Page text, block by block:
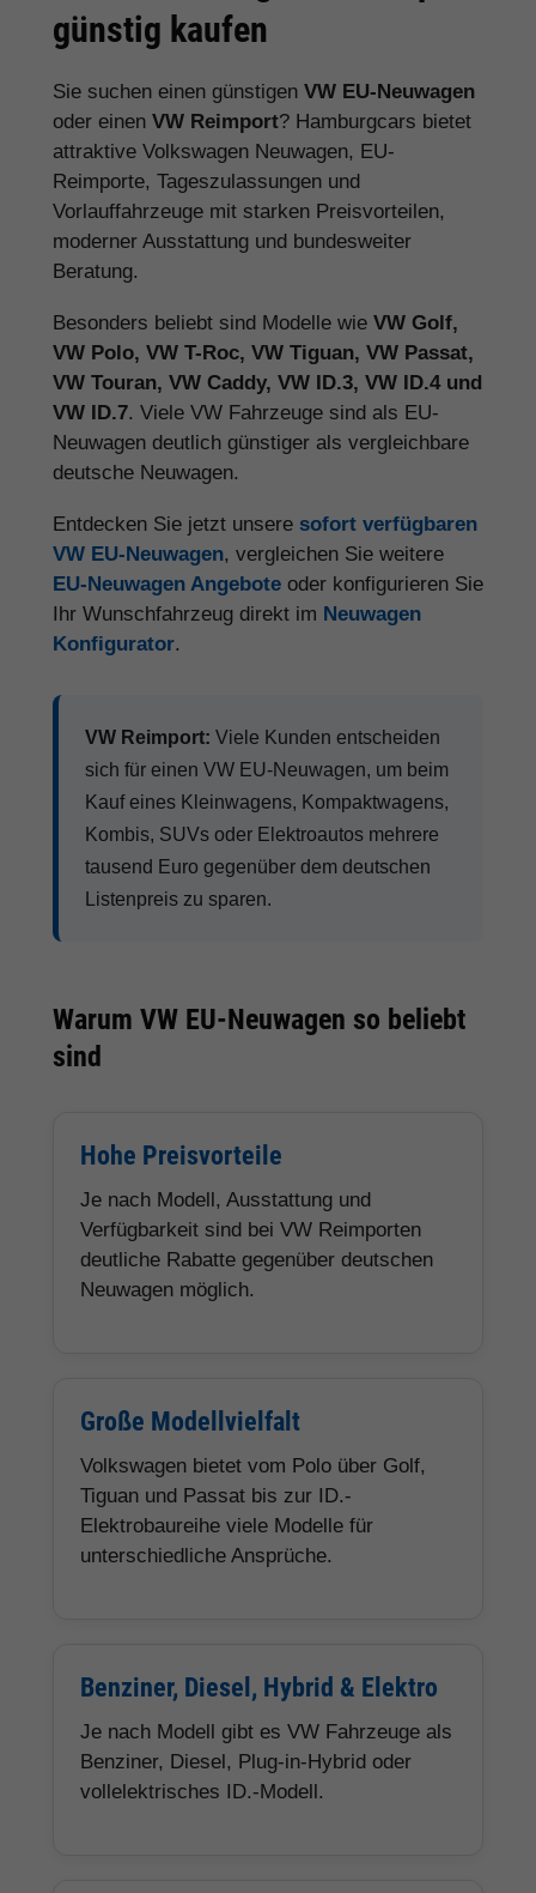
günstig kaufen
Sie suchen einen günstigen VW EU-Neuwagen
oder einen VW Reimport? Hamburgcars bietet
attraktive Volkswagen Neuwagen, EU-
Reimporte, Tageszulassungen und
Vorlauffahrzeuge mit starken Preisvorteilen,
moderner Ausstattung und bundesweiter
Beratung.
Besonders beliebt sind Modelle wie VW Golf,
VW Polo, VW T-Roc, VW Tiguan, VW Passat,
VW Touran, VW Caddy, VW ID.3, VW ID.4 und
VW ID.7. Viele VW Fahrzeuge sind als EU-
Neuwagen deutlich günstiger als vergleichbare
deutsche Neuwagen.
Entdecken Sie jetzt unsere sofort verfügbaren
VW EU-Neuwagen, vergleichen Sie weitere
EU-Neuwagen Angebote oder konfigurieren Sie
Ihr Wunschfahrzeug direkt im Neuwagen
Konfigurator.
VW Reimport: Viele Kunden entscheiden
sich für einen VW EU-Neuwagen, um beim
Kauf eines Kleinwagens, Kompaktwagens,
Kombis, SUVs oder Elektroautos mehrere
tausend Euro gegenüber dem deutschen
Listenpreis zu sparen.
Warum VW EU-Neuwagen so beliebt
sind
Hohe Preisvorteile
Je nach Modell, Ausstattung und
Verfügbarkeit sind bei VW Reimporten
deutliche Rabatte gegenüber deutschen
Neuwagen möglich.
Große Modellvielfalt
Volkswagen bietet vom Polo über Golf,
Tiguan und Passat bis zur ID.-
Elektrobaureihe viele Modelle für
unterschiedliche Ansprüche.
Benziner, Diesel, Hybrid & Elektro
Je nach Modell gibt es VW Fahrzeuge als
Benziner, Diesel, Plug-in-Hybrid oder
vollelektrisches ID.-Modell.